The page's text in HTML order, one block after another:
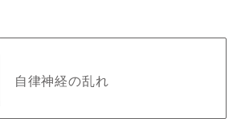
自律神経の乱れ